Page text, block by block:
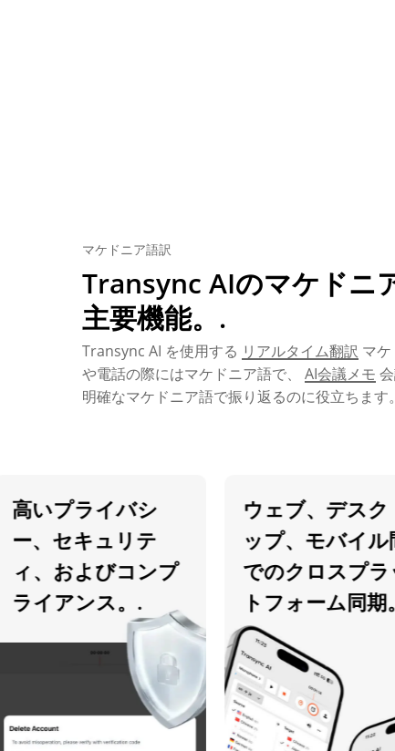
マケドニア語訳
Transync AIのマケドニ
主要機能。.
Transync AI を使用する リアルタイム翻訳 マ
や電話の際にはマケドニア語で、AI会議メモ
明確なマケドニア語で振り返るのに役立ちます
プライバシ
セキュリテ
およびコンプ
アンス。.
ウェブ、デスクト
ップ、モバイル間
でのクロスプラッ
トフォーム同期。.